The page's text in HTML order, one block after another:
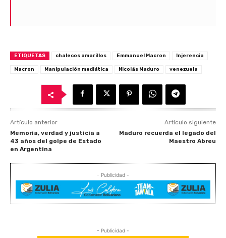
ETIQUETAS chalecos amarillos Emmanuel Macron Injerencia
Macron Manipulación mediática Nicolás Maduro venezuela
Artículo anterior
Memoria, verdad y justicia a
43 años del golpe de Estado
en Argentina
Artículo siguiente
Maduro recuerda el legado del
Maestro Abreu
- Publicidad -
- Publicidad -